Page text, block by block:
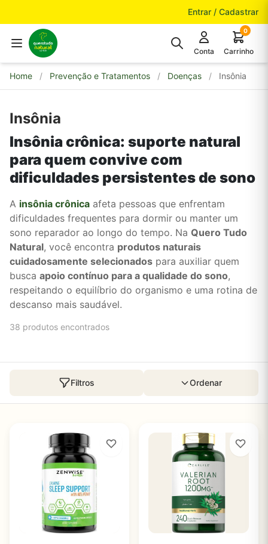
Entrar / Cadastrar
Conta
0
Carrinho
Home / Prevenção e Tratamentos / Doenças / Insônia
Insônia
Insônia crônica: suporte natural
para quem convive com
dificuldades persistentes de sono
A insônia crônica afeta pessoas que enfrentam
dificuldades frequentes para dormir ou manter um
sono reparador ao longo do tempo. Na Quero Tudo
Natural, você encontra produtos naturais
cuidadosamente selecionados para auxiliar quem
busca apoio contínuo para a qualidade do sono,
respeitando o equilíbrio do organismo e uma rotina de
descanso mais saudável.
38 produtos encontrados
Filtros Ordenar